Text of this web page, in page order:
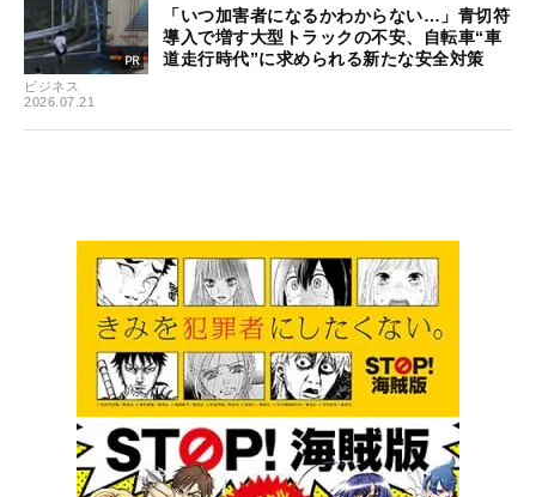
ビジネス
2026.07.21
「いつ加害者になるかわからない…」青切符
導入で増す大型トラックの不安、自転車“車
道走行時代”に求められる新たな安全対策